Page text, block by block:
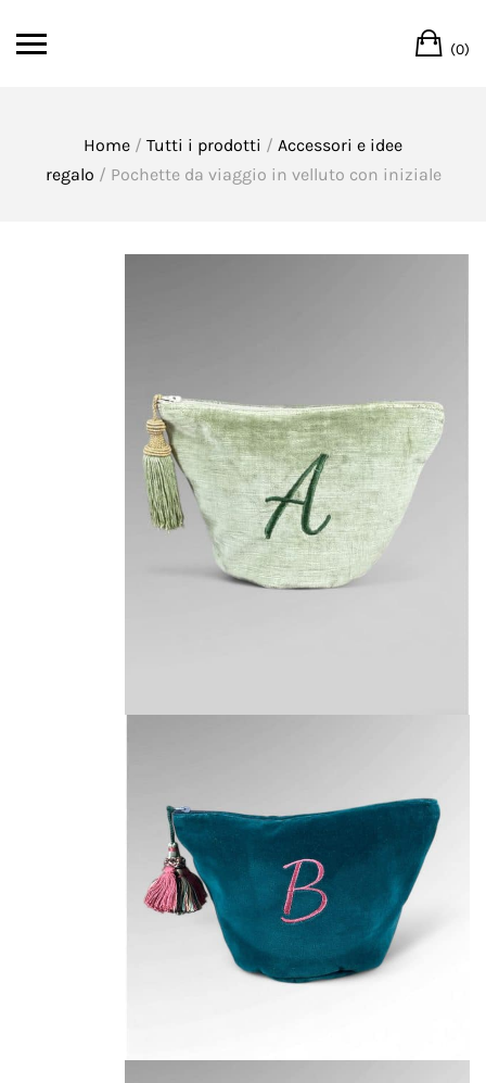
(0)
Home / Tutti i prodotti / Accessori e idee
regalo / Pochette da viaggio in velluto con iniziale